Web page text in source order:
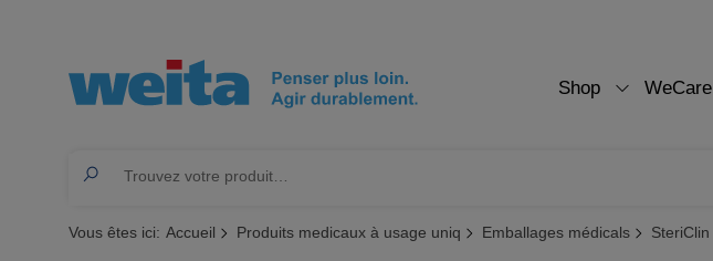
Shop WeCare
Vous êtes ici: Accueil Produits medicaux à usage uniq Emballages médicals SteriClin